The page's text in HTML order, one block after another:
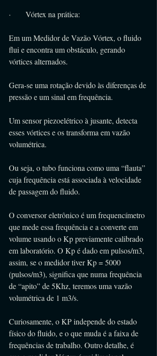
·      Vórtex na prática:
Em um Medidor de Vazão Vórtex, o fluido
flui e encontra um obstáculo, gerando
vórtices alternados.
Gera-se uma rotação devido às diferenças de
pressão e um sinal em frequência.
Um sensor piezoelétrico à jusante, detecta
esses vórtices e os transforma em vazão
volumétrica.
Ou seja, o tubo funciona como uma “flauta”
cuja frequência está associada à velocidade
de passagem do fluido.
O conversor eletrônico é um frequencímetro
que mede essa frequência e a converte em
volume usando o Kp previamente calibrado
em laboratório. O Kp é dado em pulsos/m3,
assim, se o medidor tiver Kp = 5000
(pulsos/m3), significa que numa frequência
de “apito” de 5Khz, teremos uma vazão
volumétrica de 1 m3/s.
Curiosamente, o KP independe do estado
físico do fluido, e o que muda é a faixa de
frequências de trabalho. Outro detalhe, é